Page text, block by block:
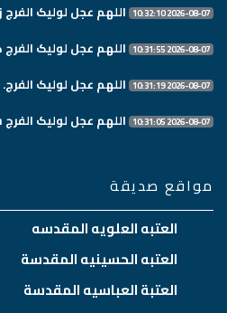
2026-08-07 10:32:10 اللهم عجل لولیک الفرج
2026-08-07 10:31:55 اللهم عجل لولیک الفرج
2026-08-07 10:31:19 اللهم عجل لولیک الفرج.
2026-08-07 10:31:05 اللهم عجل لولیک
مواقع صديقة
العتبه العلويه المقدسه
العتبه الحسينيه المقدسة
العتبة العباسيه المقدسة